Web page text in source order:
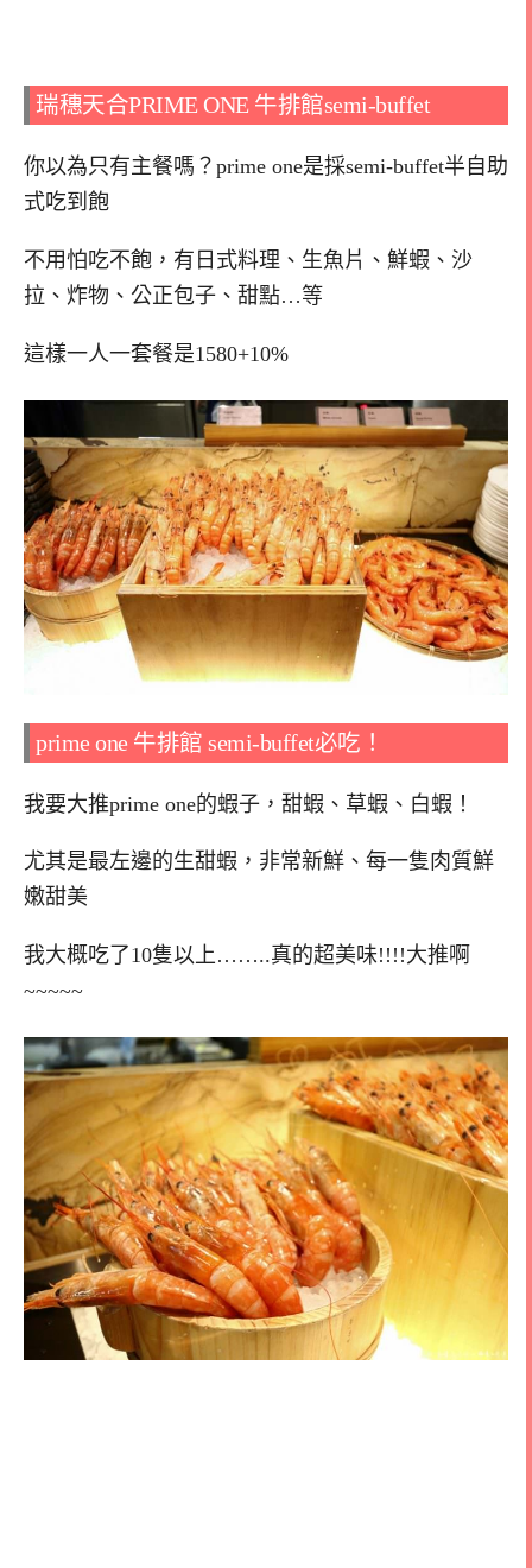
瑞穗天合PRIME ONE 牛排館semi-buffet
你以為只有主餐嗎？prime one是採semi-buffet半自助
式吃到飽
不用怕吃不飽，有日式料理、生魚片、鮮蝦、沙
拉、炸物、公正包子、甜點…等
這樣一人一套餐是1580+10%
prime one 牛排館 semi-buffet必吃！
我要大推prime one的蝦子，甜蝦、草蝦、白蝦！
尤其是最左邊的生甜蝦，非常新鮮、每一隻肉質鮮
嫩甜美
我大概吃了10隻以上……..真的超美味!!!!大推啊
~~~~~